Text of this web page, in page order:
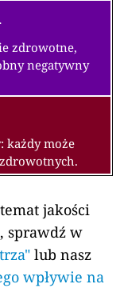
zdrowotne,
negatywny
każdy może
jakości
sprawdź w
lub nasz
wpływie na